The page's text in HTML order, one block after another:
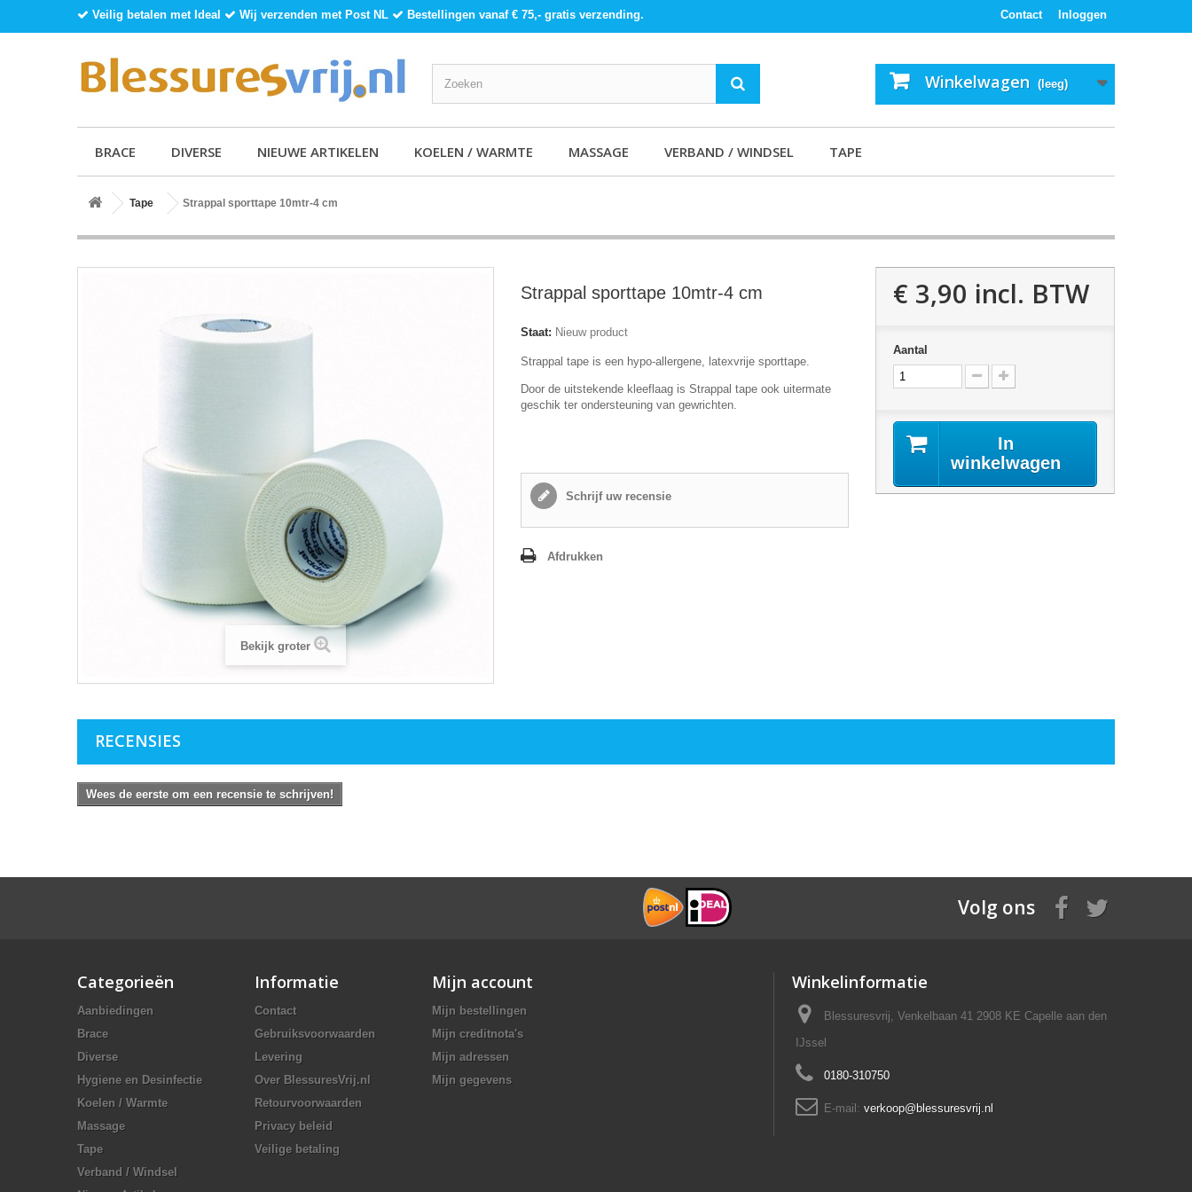
Veilig betalen met Ideal Wij verzenden met Post NL Bestellingen vanaf € 75,- gratis verzending. Inloggen
Contact
Winkelwagen (leeg)
BRACE DIVERSE NIEUWE ARTIKELEN KOELEN / WARMTE MASSAGE VERBAND / WINDSEL TAPE
Tape Strappal sporttape 10mtr-4 cm
Bekijk groter
Strappal sporttape 10mtr-4 cm
Staat: Nieuw product
Strappal tape is een hypo-allergene, latexvrije sporttape.
Door de uitstekende kleeflaag is Strappal tape ook uitermate
geschik ter ondersteuning van gewrichten.
Schrijf uw recensie
Afdrukken
€ 3,90 incl. BTW
Aantal
In
winkelwagen
RECENSIES
Wees de eerste om een recensie te schrijven!
Volg ons
Categorieën
Aanbiedingen
Brace
Diverse
Hygiene en Desinfectie
Koelen / Warmte
Massage
Tape
Verband / Windsel
Informatie
Contact
Gebruiksvoorwaarden
Levering
Over BlessuresVrij.nl
Retourvoorwaarden
Privacy beleid
Veilige betaling
Mijn account
Mijn bestellingen
Mijn creditnota's
Mijn adressen
Mijn gegevens
Winkelinformatie
Blessuresvrij, Venkelbaan 41 2908 KE Capelle aan den
IJssel
0180-310750
E-mail: verkoop@blessuresvrij.nl